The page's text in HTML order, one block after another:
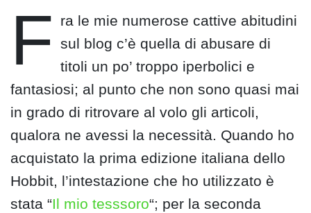
F
ra le mie numerose cattive abitudini
sul blog c’è quella di abusare di
titoli un po’ troppo iperbolici e
fantasiosi; al punto che non sono quasi mai
in grado di ritrovare al volo gli articoli,
qualora ne avessi la necessità. Quando ho
acquistato la prima edizione italiana dello
Hobbit, l’intestazione che ho utilizzato è
stata “Il mio tesssoro“; per la seconda